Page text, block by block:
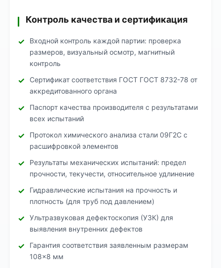
Контроль качества и сертификация
Входной контроль каждой партии: проверка
размеров, визуальный осмотр, магнитный
контроль
Сертификат соответствия ГОСТ ГОСТ 8732-78 от
аккредитованного органа
Паспорт качества производителя с результатами
всех испытаний
Протокол химического анализа стали 09Г2С с
расшифровкой элементов
Результаты механических испытаний: предел
прочности, текучести, относительное удлинение
Гидравлические испытания на прочность и
плотность (для труб под давлением)
Ультразвуковая дефектоскопия (УЗК) для
выявления внутренних дефектов
Гарантия соответствия заявленным размерам
108×8 мм